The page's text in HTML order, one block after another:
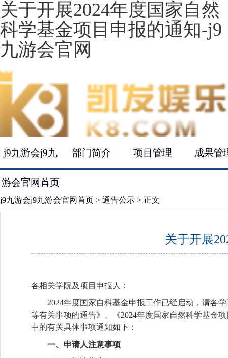
关于开展2024年度国家自然
科学基金项目申报的通知-j9
九游会官网
j9九游会j9九
游会官网首页
部门简介 项目管理 成果管
j9九游会j9九游会官网首页 > 通告公示 > 正文
关于开展
各相关学院及项目申报人：
2024年度国家自科基金申报工作已经启动，请各
等有关事项的通告》、《2024年度国家自然科学基金
中的有关具体事项通知如下：
一、申请人注意事项